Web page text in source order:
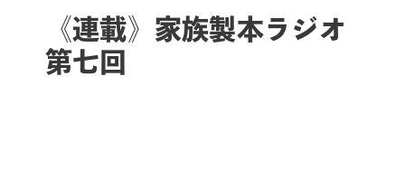
《連載》家族製本ラジオ
第七回